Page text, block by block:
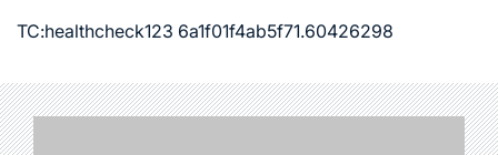
TC:healthcheck123 6a1f01f4ab5f71.60426298